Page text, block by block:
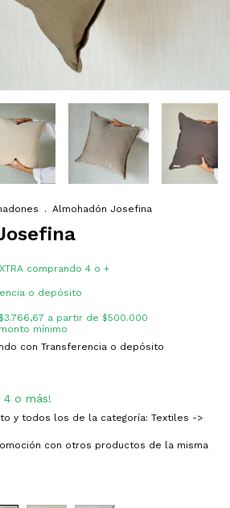
. Almohadón Josefina
comprando 4 o +
o depósito
con Transferencia o depósito
4 o más!
y todos los de la categoría: Textiles ->
con otros productos de la misma